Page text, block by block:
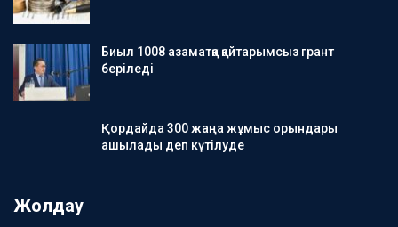
Биыл 1008 азаматқа қайтарымсыз грант
беріледі
Қордайда 300 жаңа жұмыс орындары
ашылады деп күтілуде
Жолдау